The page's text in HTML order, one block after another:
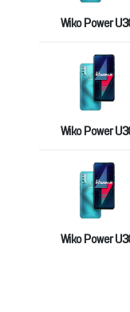
Wiko Power
Wiko Power
Wiko Power